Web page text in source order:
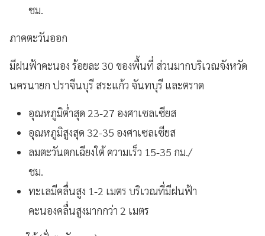
ชม.
ภาคตะวันออก
มีฝนฟ้าคะนอง ร้อยละ 30 ของพื้นที่ ส่วนมากบริเวณจังหวัด
นครนายก ปราจีนบุรี สระแก้ว จันทบุรี และตราด
อุณหภูมิต่ำสุด 23-27 องศาเซลเซียส
อุณหภูมิสูงสุด 32-35 องศาเซลเซียส
ลมตะวันตกเฉียงใต้ ความเร็ว 15-35 กม./
ชม.
ทะเลมีคลื่นสูง 1-2 เมตร บริเวณที่มีฝนฟ้า
คะนองคลื่นสูงมากกว่า 2 เมตร